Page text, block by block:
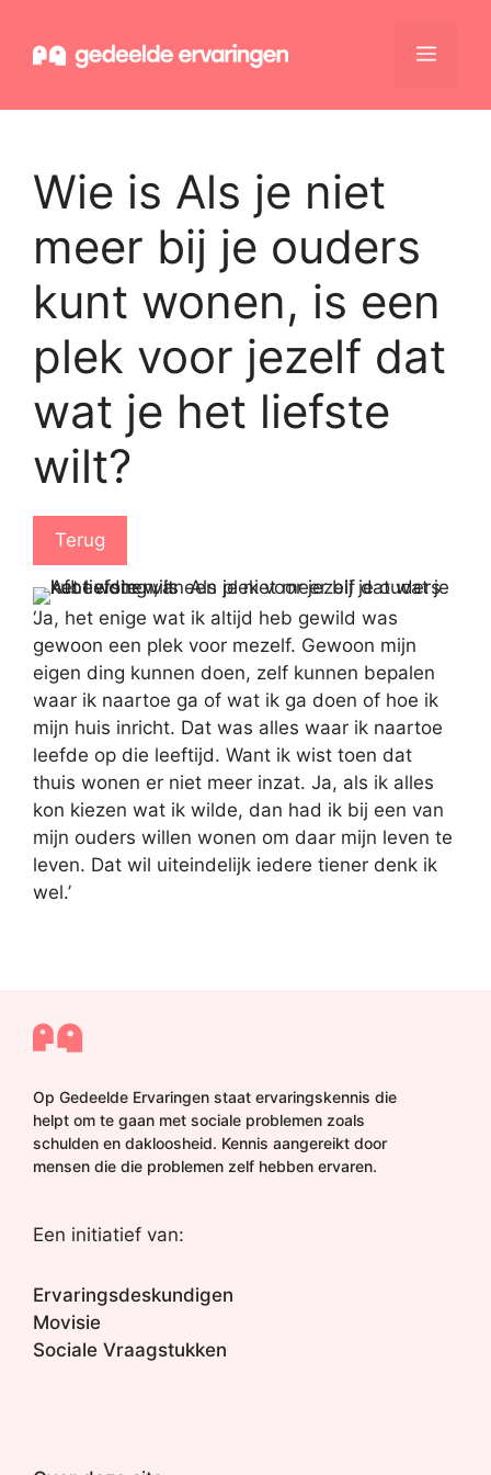
naar
Menu
Wie is Als je niet
meer bij je ouders
kunt wonen, is een
plek voor jezelf dat
wat je het liefste
wilt?
Terug
‘Ja, het enige wat ik altijd heb gewild was
gewoon een plek voor mezelf. Gewoon mijn
eigen ding kunnen doen, zelf kunnen bepalen
waar ik naartoe ga of wat ik ga doen of hoe ik
mijn huis inricht. Dat was alles waar ik naartoe
leefde op die leeftijd. Want ik wist toen dat
thuis wonen er niet meer inzat. Ja, als ik alles
kon kiezen wat ik wilde, dan had ik bij een van
mijn ouders willen wonen om daar mijn leven te
leven. Dat wil uiteindelijk iedere tiener denk ik
wel.’
Op Gedeelde Ervaringen staat ervaringskennis die
helpt om te gaan met sociale problemen zoals
schulden en dakloosheid. Kennis aangereikt door
mensen die die problemen zelf hebben ervaren.
Een initiatief van:
Ervaringsdeskundigen
Movisie
Sociale Vraagstukken